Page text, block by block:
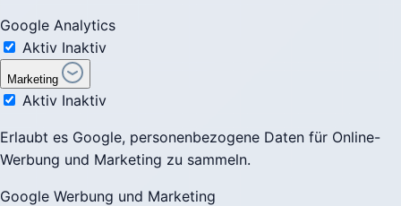
Google Analytics
Aktiv Inaktiv
Marketing
Aktiv Inaktiv
Erlaubt es Google, personenbezogene Daten für Online-
Werbung und Marketing zu sammeln.
Google Werbung und Marketing